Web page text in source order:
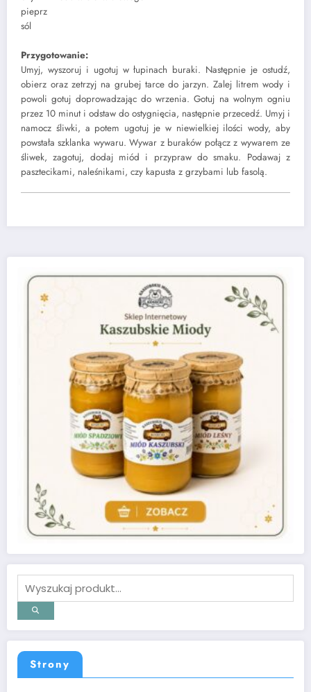
pieprz
sól
Przygotowanie:
Umyj, wyszoruj i ugotuj w łupinach buraki. Następnie je ostudź,
obierz oraz zetrzyj na grubej tarce do jarzyn. Zalej litrem wody i
powoli gotuj doprowadzając do wrzenia. Gotuj na wolnym ogniu
przez 10 minut i odstaw do ostygnięcia, następnie przecedź. Umyj i
namocz śliwki, a potem ugotuj je w niewielkiej ilości wody, aby
powstała szklanka wywaru. Wywar z buraków połącz z wywarem ze
śliwek, zagotuj, dodaj miód i przypraw do smaku. Podawaj z
pasztecikami, naleśnikami, czy kapusta z grzybami lub fasolą.
Strony